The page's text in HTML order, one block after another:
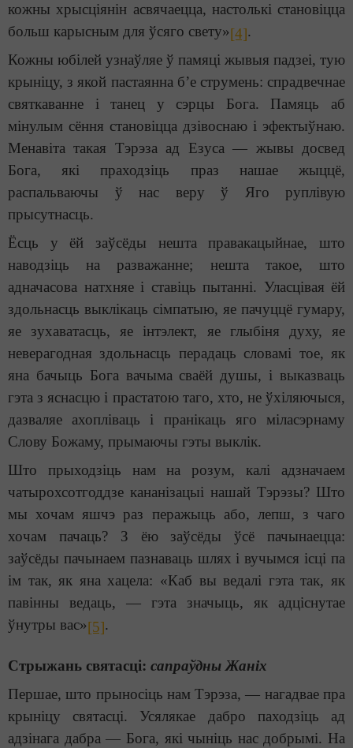
кожны хрысціянін асвячаецца, настолькі становіцца
больш карысным для ўсяго свету»[4].
Кожны юбілей узнаўляе ў памяці жывыя падзеі, тую
крыніцу, з якой пастаянна б’е струмень: спрадвечнае
святкаванне і танец у сэрцы Бога. Памяць аб
мінулым сёння становіцца дзівоснаю і эфектыўнаю.
Менавіта такая Тэрэза ад Езуса — жывы досвед
Бога, які праходзіць праз нашае жыццё,
распальваючы ў нас веру ў Яго руплівую
прысутнасць.
Ёсць у ёй заўсёды нешта правакацыйнае, што
наводзіць на разважанне; нешта такое, што
адначасова натхняе і ставіць пытанні. Уласцівая ёй
здольнасць выклікаць сімпатыю, яе пачуццё гумару,
яе зухаватасць, яе інтэлект, яе глыбіня духу, яе
неверагодная здольнасць перадаць словамі тое, як
яна бачыць Бога вачыма сваёй душы, і выказваць
гэта з яснасцю і прастатою таго, хто, не ўхіляючыся,
дазваляе ахопліваць і пранікаць яго міласэрнаму
Слову Божаму, прымаючы гэты выклік.
Што прыходзіць нам на розум, калі адзначаем
чатырохсотгоддзе кананізацыі нашай Тэрэзы? Што
мы хочам яшчэ раз перажыць або, лепш, з чаго
хочам пачаць? З ёю заўсёды ўсё пачынаецца:
заўсёды пачынаем пазнаваць шлях і вучымся ісці па
ім так, як яна хацела: «Каб вы ведалі гэта так, як
павінны ведаць, — гэта значыць, як адціснутае
ўнутры вас»[5].
Стрыжань святасці: сапраўдны Жаніх
Першае, што прыносіць нам Тэрэза, — нагадвае пра
крыніцу святасці. Усялякае дабро паходзіць ад
адзінага дабра — Бога, які чыніць нас добрымі. На